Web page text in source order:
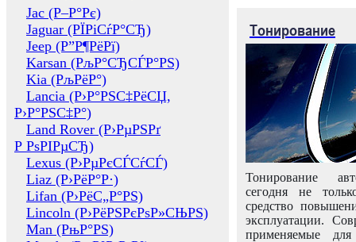
Jac (Р–Р°Рє)
Jaguar (РЇРіСѓР°СЂ)
Jeep (Р”Р¶РёРї)
Karsan (РљР°СЂСЃР°РЅ)
Kia (РљРёР°)
Lancia (Р›Р°РЅС‡РёСЏ,
Р›Р°РЅС‡Р°)
Land Rover (Р›РµРЅРґ
Р РѕРІРµСЂ)
Lexus (Р›РµРєСЃСѓСЃ)
Liaz (Р›РёР°Р·)
Lifan (Р›РёС„Р°РЅ)
Lincoln (Р›РёРЅРєРѕР»СЊРЅ)
Man (РњР°РЅ)
Тонирование
Тонирование
сегодня не
средство
эксплуатации.
применяемые